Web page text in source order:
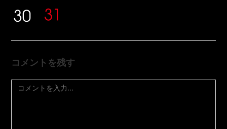
コメントを残す